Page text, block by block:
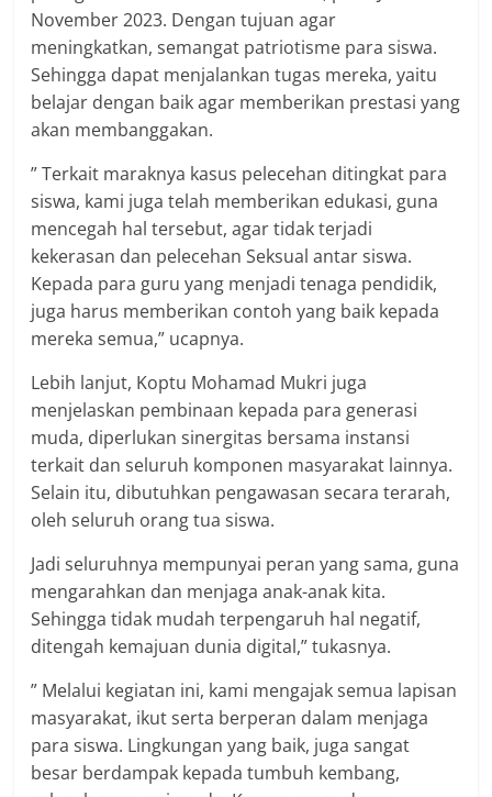
November 2023. Dengan tujuan agar
meningkatkan, semangat patriotisme para siswa.
Sehingga dapat menjalankan tugas mereka, yaitu
belajar dengan baik agar memberikan prestasi yang
akan membanggakan.
” Terkait maraknya kasus pelecehan ditingkat para
siswa, kami juga telah memberikan edukasi, guna
mencegah hal tersebut, agar tidak terjadi
kekerasan dan pelecehan Seksual antar siswa.
Kepada para guru yang menjadi tenaga pendidik,
juga harus memberikan contoh yang baik kepada
mereka semua,” ucapnya.
Lebih lanjut, Koptu Mohamad Mukri juga
menjelaskan pembinaan kepada para generasi
muda, diperlukan sinergitas bersama instansi
terkait dan seluruh komponen masyarakat lainnya.
Selain itu, dibutuhkan pengawasan secara terarah,
oleh seluruh orang tua siswa.
Jadi seluruhnya mempunyai peran yang sama, guna
mengarahkan dan menjaga anak-anak kita.
Sehingga tidak mudah terpengaruh hal negatif,
ditengah kemajuan dunia digital,” tukasnya.
” Melalui kegiatan ini, kami mengajak semua lapisan
masyarakat, ikut serta berperan dalam menjaga
para siswa. Lingkungan yang baik, juga sangat
besar berdampak kepada tumbuh kembang,